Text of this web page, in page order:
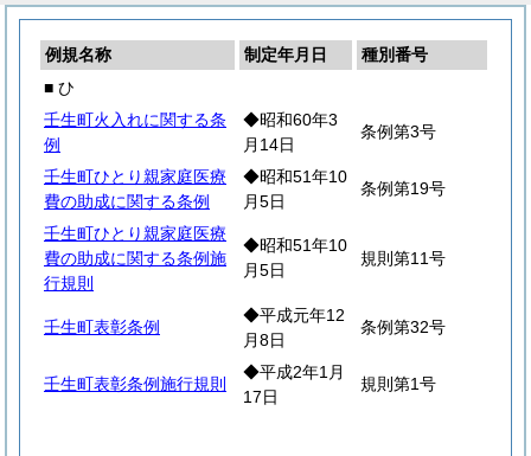
例規名称 制定年月日
種別番号
■ ひ
壬生町火入れに関する条
例
◆昭和60年3
月14日
条例第3号
壬生町ひとり親家庭医療
費の助成に関する条例
◆昭和51年10
月5日
条例第19号
壬生町ひとり親家庭医療
費の助成に関する条例施
行規則
◆昭和51年10
月5日
規則第11号
壬生町表彰条例
◆平成元年12
月8日
条例第32号
壬生町表彰条例施行規則
◆平成2年1月
17日
規則第1号